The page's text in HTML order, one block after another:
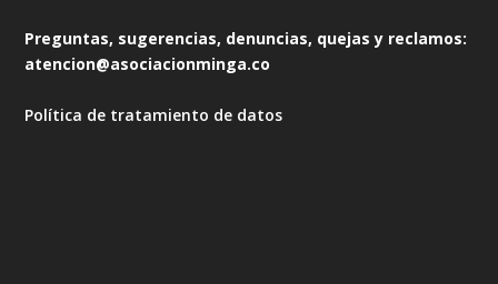
Preguntas, sugerencias, denuncias, quejas y reclamos:
atencion@asociacionminga.co
Política de tratamiento de datos